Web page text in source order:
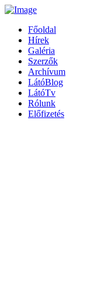
Főoldal
Hírek
Galéria
Szerzők
Archívum
LátóBlog
LátóTv
Rólunk
Előfizetés